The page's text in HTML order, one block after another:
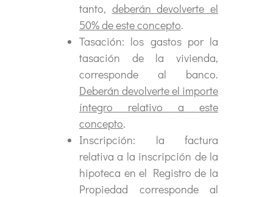
tanto, deberán devolverte el
50% de este concepto.
Tasación: los gastos por la
tasación de la vivienda,
corresponde al banco.
Deberán devolverte el importe
íntegro relativo a este
concepto.
Inscripción: la factura
relativa a la inscripción de la
hipoteca en el Registro de la
Propiedad corresponde al